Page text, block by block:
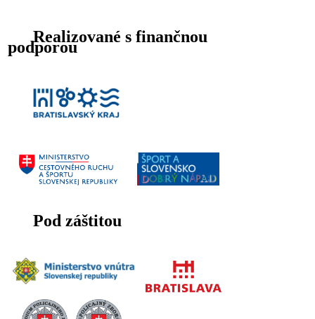
Realizované s finančnou
podporou
Pod záštitou